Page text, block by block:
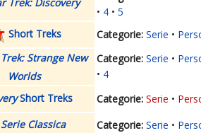
Trek: Discovery
4
5
Short Treks
Serie
Strange New
Worlds
Serie
4
Short Treks Serie
Serie Classica
Serie